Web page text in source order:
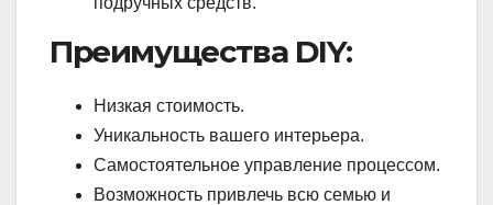
Преимущества DIY:
Низкая стоимость.
Уникальность вашего интерьера.
Самостоятельное управление процессом.
Возможность привлечь всю семью и